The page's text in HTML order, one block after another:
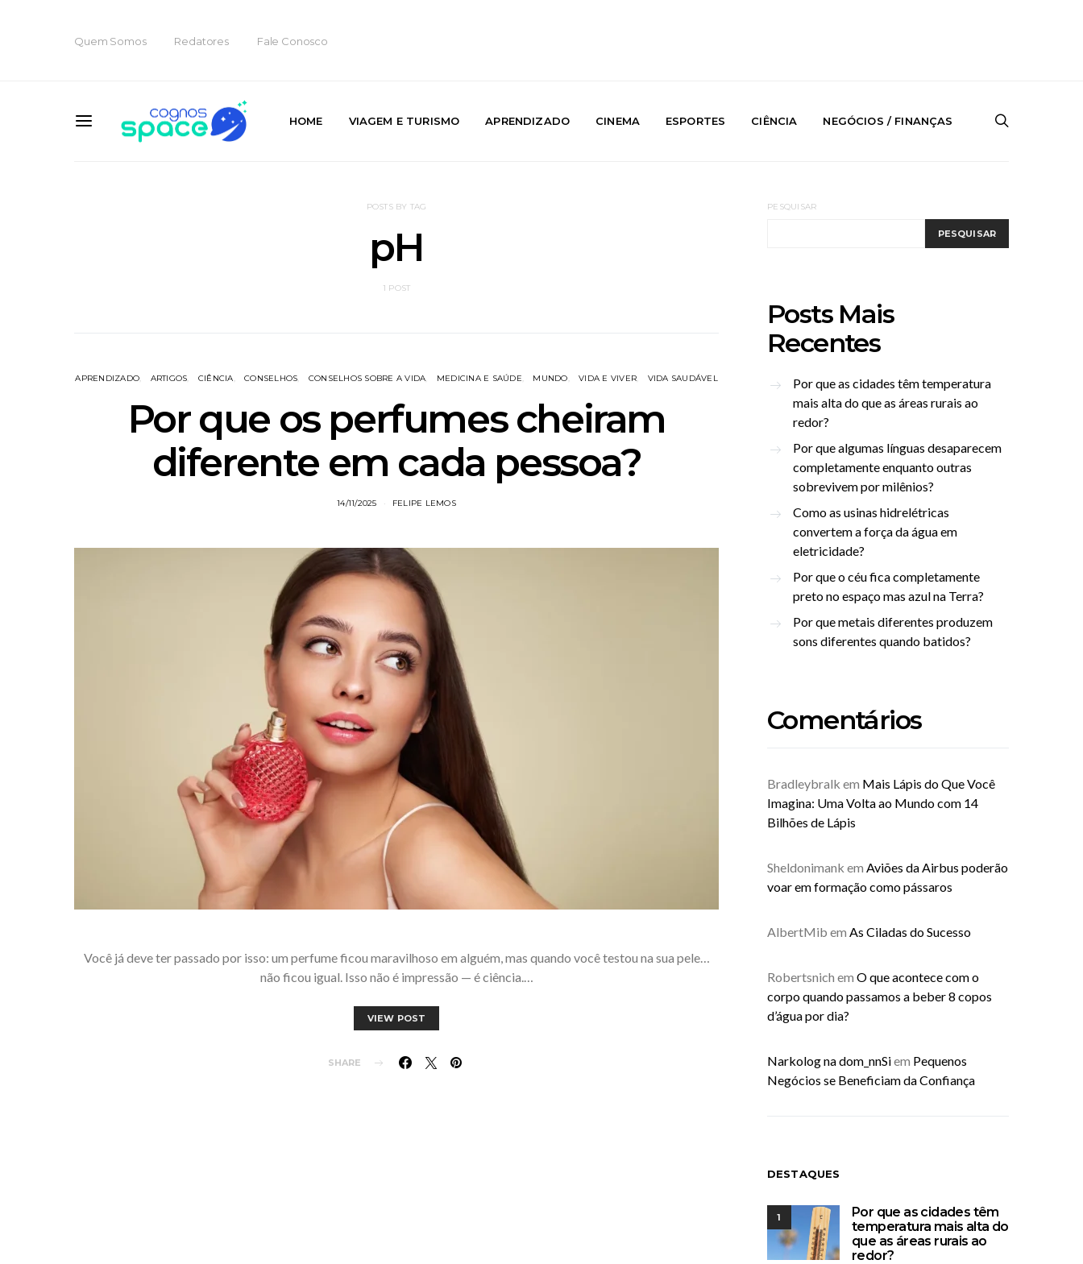
Quem Somos Redatores Fale Conosco
HOME VIAGEM E TURISMO APRENDIZADO CINEMA ESPORTES CIÊNCIA NEGÓCIOS / FINANÇAS
POSTS BY TAG
pH
1 POST
APRENDIZADO ARTIGOS CIÊNCIA CONSELHOS CONSELHOS SOBRE A VIDA MEDICINA E SAÚDE MUNDO VIDA E VIVER VIDA SAUDÁVEL
Por que os perfumes cheiram
diferente em cada pessoa?
14/11/2025 FELIPE LEMOS
Você já deve ter passado por isso: um perfume ficou maravilhoso em alguém, mas quando você testou na sua pele…
não ficou igual. Isso não é impressão — é ciência.…
VIEW POST
SHARE
PESQUISAR
PESQUISAR
Posts Mais
Recentes
Por que as cidades têm temperatura
mais alta do que as áreas rurais ao
redor?
Por que algumas línguas desaparecem
completamente enquanto outras
sobrevivem por milênios?
Como as usinas hidrelétricas
convertem a força da água em
eletricidade?
Por que o céu fica completamente
preto no espaço mas azul na Terra?
Por que metais diferentes produzem
sons diferentes quando batidos?
Comentários
Bradleybralk em Mais Lápis do Que Você
Imagina: Uma Volta ao Mundo com 14
Bilhões de Lápis
Sheldonimank em Aviões da Airbus poderão
voar em formação como pássaros
AlbertMib em As Ciladas do Sucesso
Robertsnich em O que acontece com o
corpo quando passamos a beber 8 copos
d’água por dia?
Narkolog na dom_nnSiem Pequenos
Negócios se Beneficiam da Confiança
DESTAQUES
1
Por que as cidades têm
temperatura mais alta do
que as áreas rurais ao
redor?